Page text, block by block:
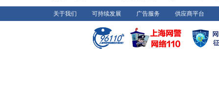
关于我们 可持续发展 广告服务 供应商平台